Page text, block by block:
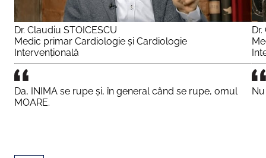
Dr. Claudiu STOICESCU
Medic primar Cardiologie și Cardiologie
Intervențională
Da, INIMA se rupe și, în general când se rupe, omul
MOARE.